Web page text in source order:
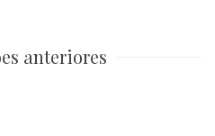
anteriores